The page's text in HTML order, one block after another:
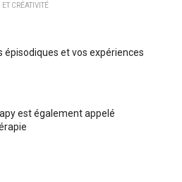
ET CRÉATIVITÉ
épisodiques et vos expériences
est également appelé